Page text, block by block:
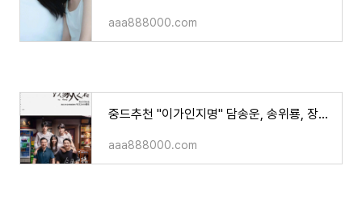
aaa888000.com
중드추천 "이가인지명" 담송운, 송위룡, 장신성 주연/ 소개, 영상 등
aaa888000.com